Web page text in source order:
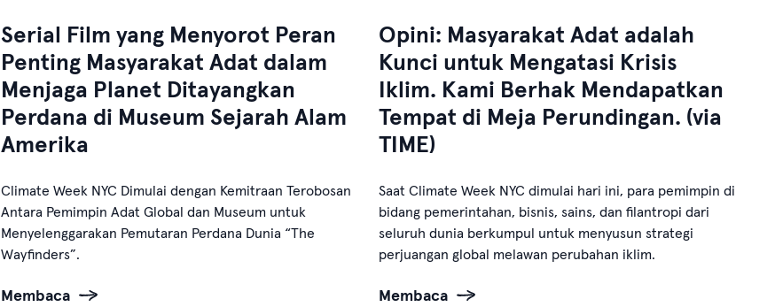
Serial Film yang Menyorot Peran
Penting Masyarakat Adat dalam
Menjaga Planet Ditayangkan
Perdana di Museum Sejarah Alam
Amerika
Climate Week NYC Dimulai dengan Kemitraan Terobosan
Antara Pemimpin Adat Global dan Museum untuk
Menyelenggarakan Pemutaran Perdana Dunia “The
Wayfinders”.
Membaca
Opini: Masyarakat Adat adalah
Kunci untuk Mengatasi Krisis
Iklim. Kami Berhak Mendapatkan
Tempat di Meja Perundingan. (via
TIME)
Saat Climate Week NYC dimulai hari ini, para pemimpin di
bidang pemerintahan, bisnis, sains, dan filantropi dari
seluruh dunia berkumpul untuk menyusun strategi
perjuangan global melawan perubahan iklim.
Membaca